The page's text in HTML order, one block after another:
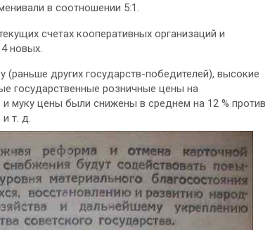
в соотношении 5:1.
счетах кооперативных организаций и
новых.
других государств-победителей), высокие
государственные розничные цены на
муку цены были снижены в среднем на 12 % против
т. д.